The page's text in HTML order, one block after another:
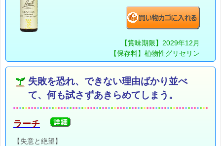
【賞味期限】2029年12月
【保存料】植物性グリセリン
失敗を恐れ、できない理由ばかり並べ
て、何も試さずあきらめてしまう。
ラーチ
【失意と絶望】